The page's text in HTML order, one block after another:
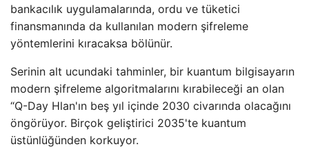
bankacılık uygulamalarında, ordu ve tüketici
finansmanında da kullanılan modern şifreleme
yöntemlerini kıracaksa bölünür.
Serinin alt ucundaki tahminler, bir kuantum bilgisayarın
modern şifreleme algoritmalarını kırabileceği an olan
“Q-Day Hlan'ın beş yıl içinde 2030 civarında olacağını
öngörüyor. Birçok geliştirici 2035'te kuantum
üstünlüğünden korkuyor.